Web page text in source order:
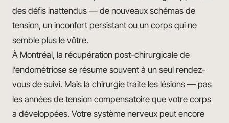
des défis inattendus — de nouveaux schémas de
tension, un inconfort persistant ou un corps qui ne
semble plus le vôtre.
À Montréal, la récupération post-chirurgicale de
l’endométriose se résume souvent à un seul rendez-
vous de suivi. Mais la chirurgie traite les lésions — pas
les années de tension compensatoire que votre corps
a développées. Votre système nerveux peut encore